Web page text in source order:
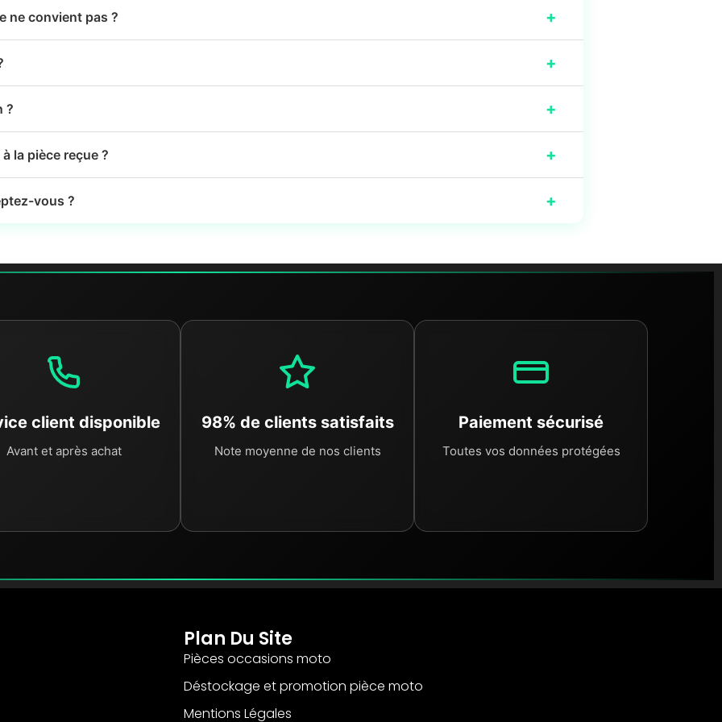
ne convient pas ? +
+
? +
la pièce reçue ? +
vous ? +
client disponible
Avant et après achat
98% de clients satisfaits
Note moyenne de nos clients
Paiement sécurisé
Toutes vos données protégées
Plan Du Site
Pièces occasions moto
Déstockage et promotion pièce moto
Mentions Légales